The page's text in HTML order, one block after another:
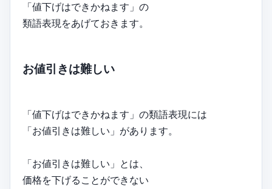
「値下げはできかねます」の
類語表現をあげておきます。
お値引きは難しい
「値下げはできかねます」の類語表現には
「お値引きは難しい」があります。
「お値引きは難しい」とは、
価格を下げることができない